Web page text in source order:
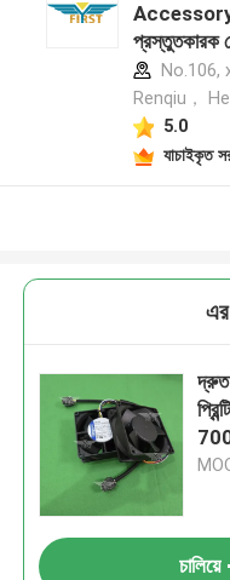
প্রস্তুতকারক
No.106,
Renqiu，
5.0
যাচাইকৃত
দ্রুত
চালিয়ে